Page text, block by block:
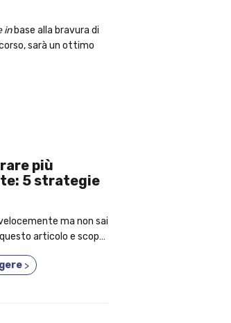
inbase alla bravura di
sarà un ottimo
più
5 strategie
ma non sai
articolo e scopri
>